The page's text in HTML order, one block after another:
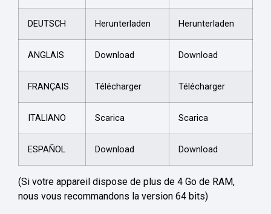
DEUTSCH Herunterladen Herunterladen
ANGLAIS Download Download
FRANÇAIS Télécharger Télécharger
ITALIANO Scarica Scarica
ESPAÑOL Download Download
(Si votre appareil dispose de plus de 4 Go de RAM,
nous vous recommandons la version 64 bits)